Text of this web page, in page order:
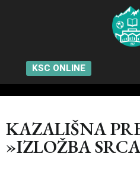
KSC ONLINE
KAZALIŠNA
»IZLOŽBA